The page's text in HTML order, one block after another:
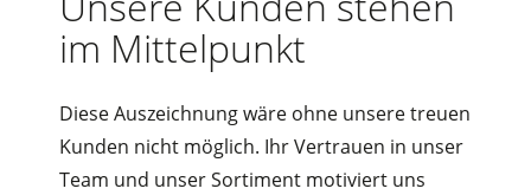
im Mittelpunkt
Diese Auszeichnung wäre ohne unsere treuen
Kunden nicht möglich. Ihr Vertrauen in unser
Team und unser Sortiment motiviert uns